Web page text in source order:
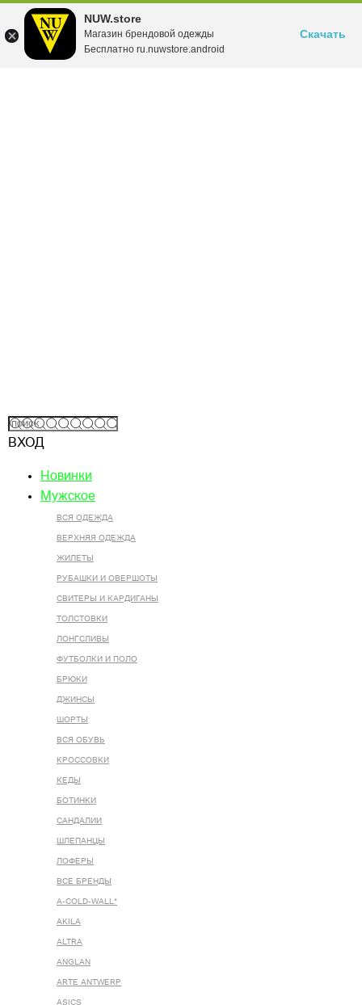
NUW.store
Магазин брендовой одежды
Бесплатно ru.nuwstore.android
Скачать
ВХОД
Новинки
Мужское
ВСЯ ОДЕЖДА
ВЕРХНЯЯ ОДЕЖДА
ЖИЛЕТЫ
РУБАШКИ И ОВЕРШОТЫ
СВИТЕРЫ И КАРДИГАНЫ
ТОЛСТОВКИ
ЛОНГСЛИВЫ
ФУТБОЛКИ И ПОЛО
БРЮКИ
ДЖИНСЫ
ШОРТЫ
ВСЯ ОБУВЬ
КРОССОВКИ
КЕДЫ
БОТИНКИ
САНДАЛИИ
ШЛЕПАНЦЫ
ЛОФЕРЫ
ВСЕ БРЕНДЫ
A-COLD-WALL*
AKILA
ALTRA
ANGLAN
ARTE ANTWERP
ASICS